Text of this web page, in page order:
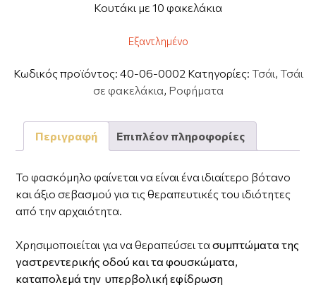
Κουτάκι με 10 φακελάκια
Εξαντλημένο
Κωδικός προϊόντος: 40-06-0002 Κατηγορίες: Τσάι , Τσάι
σε φακελάκια, Ροφήματα
Περιγραφή Επιπλέον πληροφορίες
Το φασκόμηλο φαίνεται να είναι ένα ιδιαίτερο βότανο
και άξιο σεβασμού για τις θεραπευτικές του ιδιότητες
από την αρχαιότητα.
Χρησιμοποιείται για να θεραπεύσει τασυμπτώματα της
γαστρεντερικής οδού και τα φουσκώματα,
καταπολεμά την υπερβολική εφίδρωση